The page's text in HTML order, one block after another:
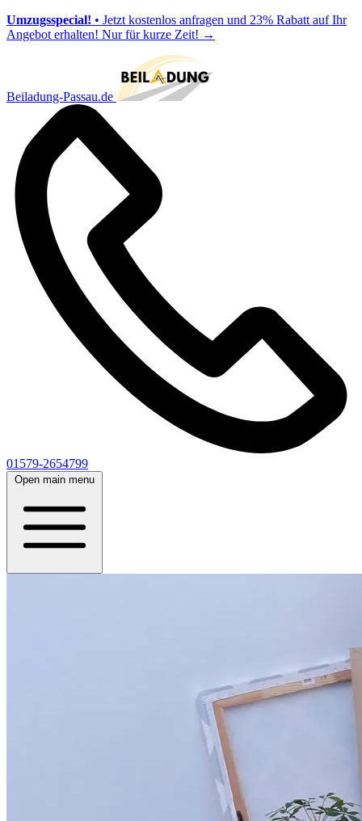
Umzugsspecial! • Jetzt kostenlos anfragen und 23% Rabatt auf Ihr
Angebot erhalten! Nur für kurze Zeit! →
Beiladung-Passau.de
01579-2654799
Open main menu